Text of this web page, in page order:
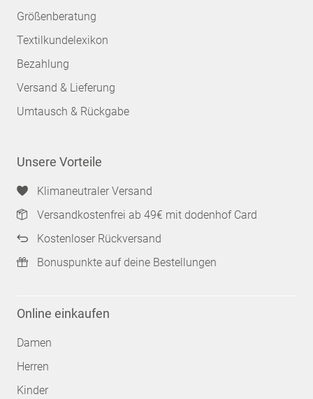
Größenberatung
Textilkundelexikon
Bezahlung
Versand & Lieferung
Umtausch & Rückgabe
Unsere Vorteile
Klimaneutraler Versand
Versandkostenfrei ab 49€ mit dodenhof Card
Kostenloser Rückversand
Bonuspunkte auf deine Bestellungen
Online einkaufen
Damen
Herren
Kinder